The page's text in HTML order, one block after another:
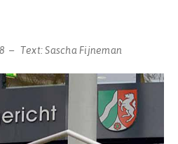
Text:Sascha Fijneman